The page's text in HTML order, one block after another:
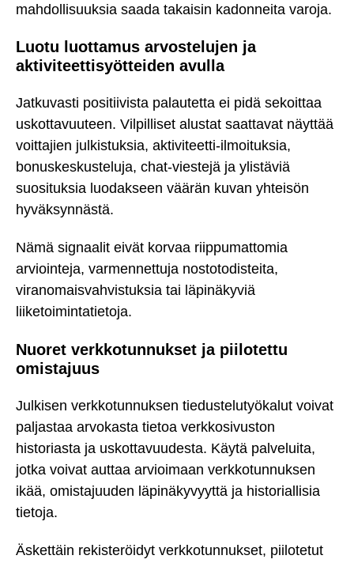
mahdollisuuksia saada takaisin kadonneita varoja.
Luotu luottamus arvostelujen ja
aktiviteettisyötteiden avulla
Jatkuvasti positiivista palautetta ei pidä sekoittaa
uskottavuuteen. Vilpilliset alustat saattavat näyttää
voittajien julkistuksia, aktiviteetti-ilmoituksia,
bonuskeskusteluja, chat-viestejä ja ylistäviä
suosituksia luodakseen väärän kuvan yhteisön
hyväksynnästä.
Nämä signaalit eivät korvaa riippumattomia
arviointeja, varmennettuja nostotodisteita,
viranomaisvahvistuksia tai läpinäkyviä
liiketoimintatietoja.
Nuoret verkkotunnukset ja piilotettu
omistajuus
Julkisen verkkotunnuksen tiedustelutyökalut voivat
paljastaa arvokasta tietoa verkkosivuston
historiasta ja uskottavuudesta. Käytä palveluita,
jotka voivat auttaa arvioimaan verkkotunnuksen
ikää, omistajuuden läpinäkyvyyttä ja historiallisia
tietoja.
Äskettäin rekisteröidyt verkkotunnukset, piilotetut